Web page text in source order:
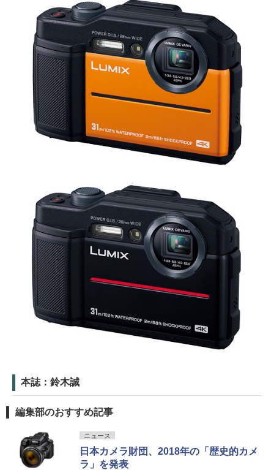
本誌：鈴木誠
編集部のおすすめ記事
ニュース
日本カメラ財団、2018年の「歴史的カメ
ラ」を発表